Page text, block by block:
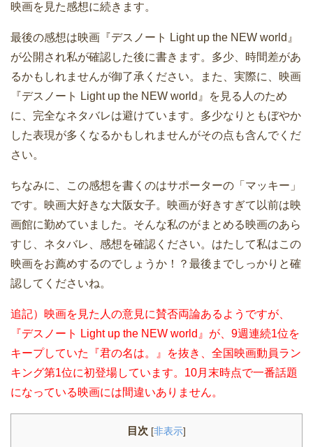
映画を見た感想に続きます。
最後の感想は映画『デスノート Light up the NEW world』
が公開され私が確認した後に書きます。多少、時間差があ
るかもしれませんが御了承ください。また、実際に、映画
『デスノート Light up the NEW world』を見る人のため
に、完全なネタバレは避けています。多少なりともぼやか
した表現が多くなるかもしれませんがその点も含んでくだ
さい。
ちなみに、この感想を書くのはサポーターの「マッキー」
です。映画大好きな大阪女子。映画が好きすぎて以前は映
画館に勤めていました。そんな私のがまとめる映画のあら
すじ、ネタバレ、感想を確認ください。はたして私はこの
映画をお薦めするのでしょうか！？最後までしっかりと確
認してくださいね。
追記）映画を見た人の意見に賛否両論あるようですが、
『デスノート Light up the NEW world』が、9週連続1位を
キープしていた『君の名は。』を抜き、全国映画動員ラン
キング第1位に初登場しています。10月末時点で一番話題
になっている映画には間違いありません。
目次 [非表示]